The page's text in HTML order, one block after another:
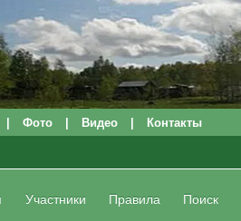
Фото Видео Контакты
Участники Правила Поиск